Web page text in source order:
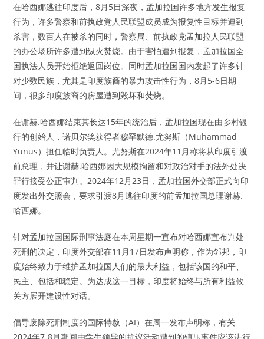
在哈西娜逃往印度后，8月5日深夜，孟加拉国许多地方发生报复
行为，许多警察和前执政党人民联盟成员成为报复性目标并遭到
杀害，数百人在被杀的同时，警察局、前执政党孟加拉人民联盟
的办公场所许多遭到纵火焚烧。由于害怕遭到报复，孟加拉国全
国执法人员开始拒绝返回岗位。同时孟加拉国国内发起了许多针
对少数民族，尤其是印度族裔的暴力攻击性行为，8月5-6日期
间，很多印度族裔的房屋遭到毁坏和焚烧。
在谢赫.哈西娜结束其长达15年的统治后，孟加拉国现在由乡村银
行的创始人，诺贝尔奖获得者穆罕默德.尤努斯（Muhammad
Yunus）担任临时负责人。尤努斯在2024年11月称将从印度引渡
前总理，并让谢赫.哈西娜因大规模拘留和对政治对手的法外处决
罪行接受公正审判。2024年12月23日，孟加拉国外交部正式向印
度发出外交照会，要求引渡8月逃往印度的前孟加拉国总理谢赫.
哈西娜。
针对孟加拉国国际刑事法庭在本周星期一宣布对哈西娜宣布判处
死刑的决定，印度外交部在11月17日发布声明称，作为邻邦，印
度始终致力于维护孟加拉国人们的最大利益，包括该国的和平、
民主、包括和稳定。为达成这一目标，印度将始终与所有利益攸
关方展开建设性对话。
倡导废除死刑制度的国际特赦（AI）在周一发布声明称，有关
2024年7-8月期间由学生领导的抗议活动遭到的镇压事件应该进行